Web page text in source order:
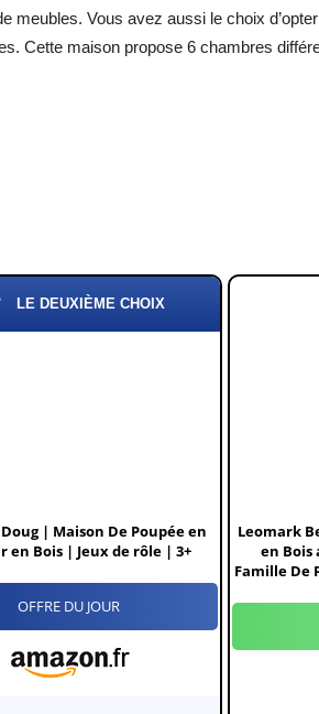
meubles. Vous avez aussi le choix
Cette maison propose 6 chambres
LE DEUXIÈME CHOIX
| Maison De Poupée en
en Bois | Jeux de rôle | 3+
OFFRE DU JOUR
Leomark
en Bois
Famille De